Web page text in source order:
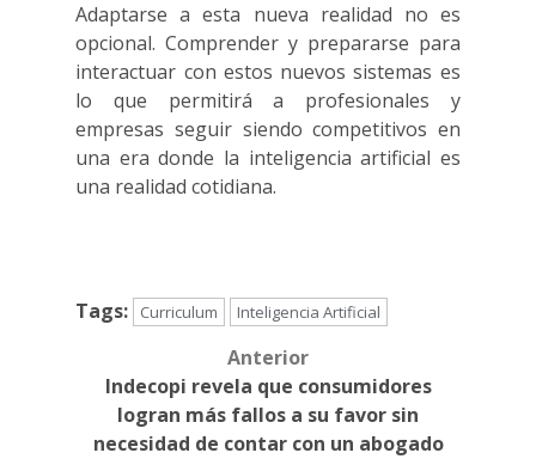
Adaptarse a esta nueva realidad no es
opcional. Comprender y prepararse para
interactuar con estos nuevos sistemas es
lo que permitirá a profesionales y
empresas seguir siendo competitivos en
una era donde la inteligencia artificial es
una realidad cotidiana.
Tags: Curriculum Inteligencia Artificial
navigation
Anterior
Indecopi revela que consumidores
logran más fallos a su favor sin
necesidad de contar con un abogado